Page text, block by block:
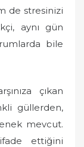
de stresinizi
aynı gün
bile
çıkan
güllerden,
mevcut.
ettiğini